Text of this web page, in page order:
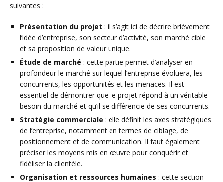
suivantes :
Présentation du projet : il s’agit ici de décrire brièvement
l’idée d’entreprise, son secteur d’activité, son marché cible
et sa proposition de valeur unique.
Étude de marché : cette partie permet d’analyser en
profondeur le marché sur lequel l’entreprise évoluera, les
concurrents, les opportunités et les menaces. Il est
essentiel de démontrer que le projet répond à un véritable
besoin du marché et qu’il se différencie de ses concurrents.
Stratégie commerciale : elle définit les axes stratégiques
de l’entreprise, notamment en termes de ciblage, de
positionnement et de communication. Il faut également
préciser les moyens mis en œuvre pour conquérir et
fidéliser la clientèle.
Organisation et ressources humaines : cette section